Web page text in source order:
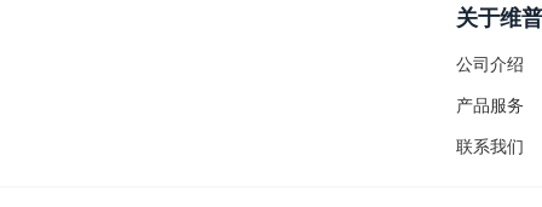
关于维普
公司介绍
产品服务
联系我们